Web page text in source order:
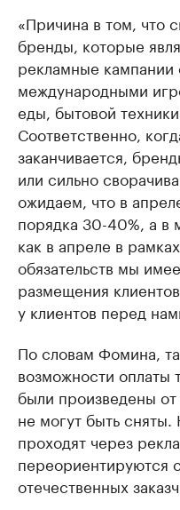
«Причина в том, что
бренды, которые
рекламные кампании
международными
еды, бытовой
Соответственно,
заканчивается,
или сильно
ожидаем, что в
порядка 30-40%, а в
как в апреле в
обязательств мы
размещения
у клиентов перед
По словам Фомина,
возможности оплаты
были произведены
не могут быть
проходят через
переориентируются
отечественных